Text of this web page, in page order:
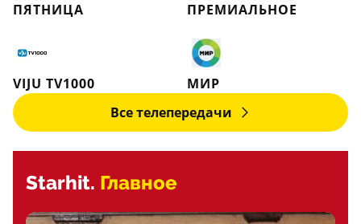
ПЯТНИЦА ПРЕМИАЛЬНОЕ
VIJU TV1000
МИР
Все телепередачи
Starhit. Главное